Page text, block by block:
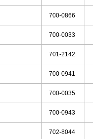
700-0866
700-0033
701-2142
700-0941
700-0035
700-0943
702-8044